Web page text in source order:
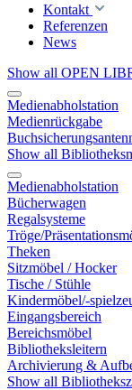
Kontakt
Referenzen
News
Show all OPEN
Medienabholstation
Medienrückgabe
Show all
Medienabholstation
Bücherwagen
Regalsysteme
Tröge/
Theken
Sitzmöbel / Hocker
Tische / Stühle
Kindermöbel/-
Eingangsbereich
Bereichsmöbel
Bibliotheksleitern
Archivierung &
Show all